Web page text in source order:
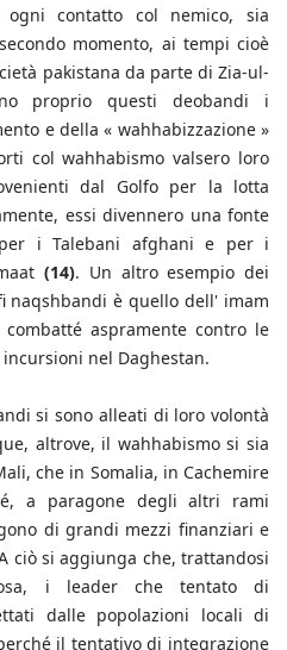
contatto col nemico, sia
momento, ai tempi cioè
pakistana da parte di Zia-ul-
proprio questi deobandi i
e della « wahhabizzazione »
col wahhabismo valsero loro
dal Golfo per la lotta
essi divennero una fonte
i Talebani afghani e per i
(14). Un altro esempio dei
naqshbandi è quello dell' imam
aspramente contro le
nel Daghestan.
si sono alleati di loro volontà
altrove, il wahhabismo si sia
che in Somalia, in Cachemire
a paragone degli altri rami
di grandi mezzi finanziari e
ciò si aggiunga che, trattandosi
i leader che tentato di
dalle popolazioni locali di
il tentativo di integrazione